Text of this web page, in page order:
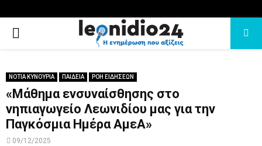
PRIMARY
ΝΟΤΙΑ ΚΥΝΟΥΡΙΑ ΠΑΙΔΕΙΑ ΡΟΗ ΕΙΔΗΣΕΩΝ
«Μάθημα ενσυναίσθησης στο
νηπιαγωγείο Λεωνιδίου μας για την
Παγκόσμια Ημέρα ΑμεΑ»
09/12/2025